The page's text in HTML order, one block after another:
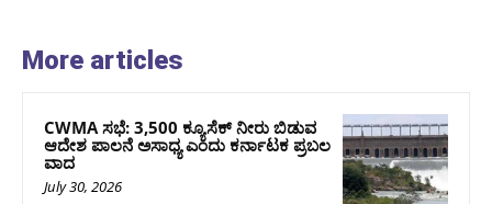
More articles
CWMA ಸಭೆ: 3,500 ಕ್ಯೂಸೆಕ್ ನೀರು ಬಿಡುವ
ಆದೇಶ ಪಾಲನೆ ಅಸಾಧ್ಯ ಎಂದು ಕರ್ನಾಟಕ ಪ್ರಬಲ
ವಾದ
July 30, 2026